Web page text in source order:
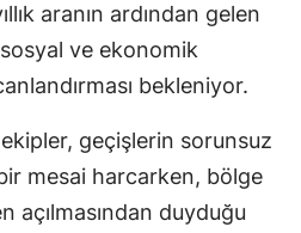
aranın ardından gelen
ve ekonomik
bekleniyor.
ekipler, geçişlerin sorunsuz
mesai harcarken, bölge
açılmasından duyduğu